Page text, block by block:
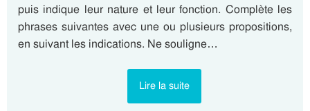
puis indique leur nature et leur fonction. Complète les
phrases suivantes avec une ou plusieurs propositions,
en suivant les indications. Ne souligne…
Lire la suite